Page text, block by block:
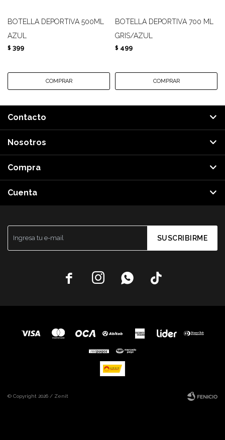
BOTELLA DEPORTIVA 500ML
AZUL
$ 399
BOTELLA DEPORTIVA 700 ML
GRIS/AZUL
$ 499
SUSCRIBIRME
   
Contacto
Nosotros
Compra
Cuenta
© Copyright 2026 / Zenit